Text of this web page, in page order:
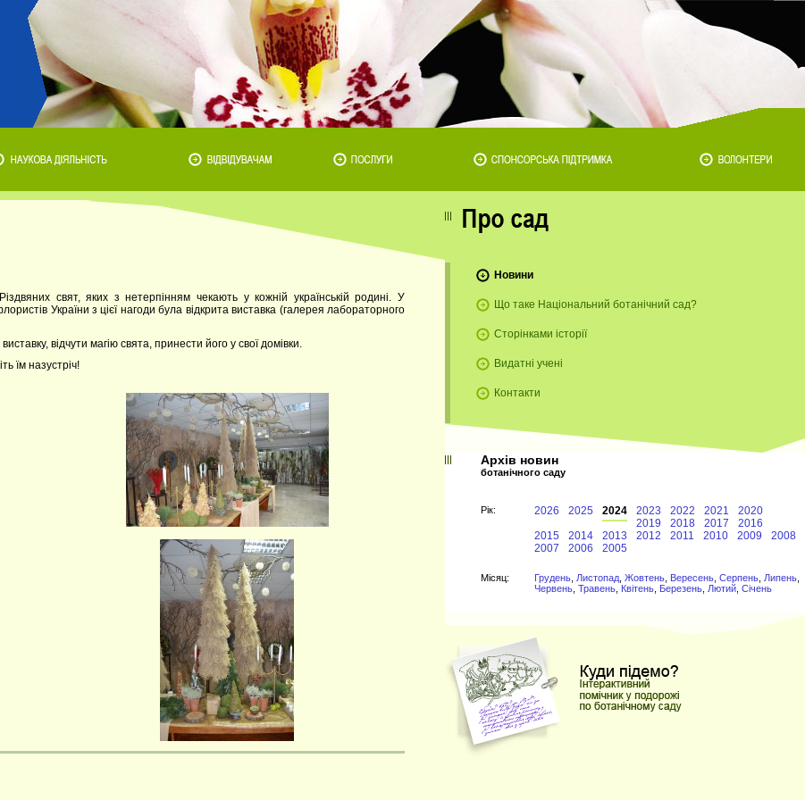
свят, яких з нетерпінням чекають у кожній українській родині. У
України з цієї нагоди була відкрита виставка (галерея лабораторного
відчути магію свята, принести його у свої домівки.
їм назустріч!
Новини
Що таке Національний ботанічний сад?
Сторінками історії
Видатні учені
Контакти
Архів новин
ботанічного саду
Рiк: 2026 2025 2024 2023 2022 2021
2020
2019
2018 2017
2016
2015
2014 2013 2012 2011 2010 2009
2008
2007
2006 2005
Мiсяц: Грудень Листопад Жовтень Вересень Серпень Липень
Червень Травень Квітень Березень Лютий Січень